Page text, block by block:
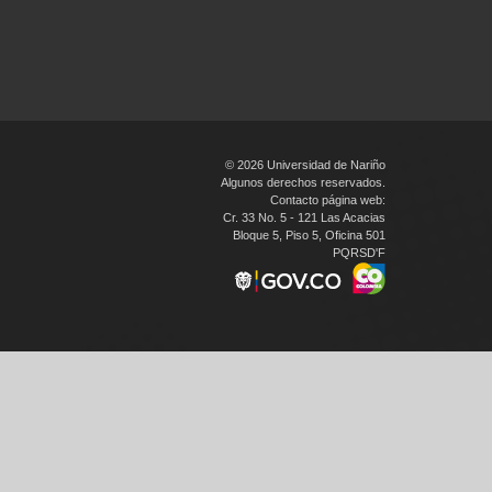
© 2026 Universidad de Nariño
Algunos derechos reservados.
Contacto página web:
Cr. 33 No. 5 - 121 Las Acacias
Bloque 5, Piso 5, Oficina 501
PQRSD'F